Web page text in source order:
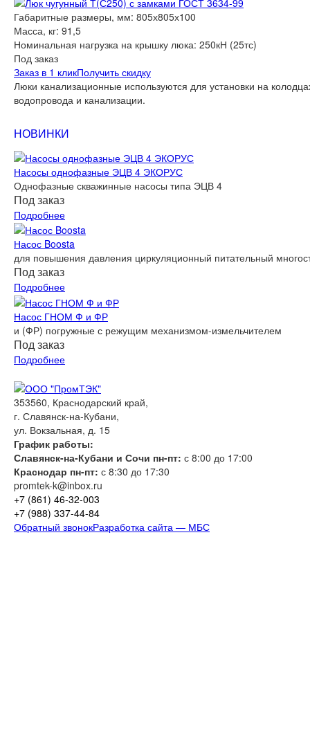
Габаритные размеры, мм: 805х805х100
Масса, кг: 91,5
Номинальная нагрузка на крышку люка: 250кН (25тс)
Под заказ
Заказ в 1 кликПолучить скидку
Люки канализационные используются для установки на
водопровода и канализации.
НОВИНКИ
Насосы однофазные ЭЦВ 4 ЭКОРУС
Однофазные скважинные насосы типа ЭЦВ 4
Под заказ
Подробнее
Насос Boosta
для повышения давления циркуляционный питательный
Под заказ
Подробнее
Насос ГНОМ Ф и ФР
и (ФР) погружные с режущим механизмом-измельчителем
Под заказ
Подробнее
353560, Краснодарский край,
г. Славянск-на-Кубани,
ул. Вокзальная, д. 15
График работы:
Славянск-на-Кубани и Сочи пн-пт: с 8:00 до 17:00
Краснодар пн-пт: с 8:30 до 17:30
promtek-k@inbox.ru
+7 (861) 46-32-003
+7 (988) 337-44-84
Обратный звонокРазработка сайта — МБС